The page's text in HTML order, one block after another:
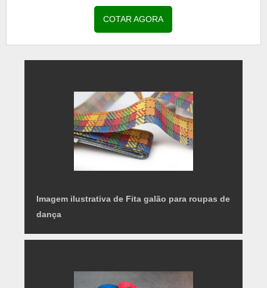
proporciona diversos benefícios para os usuários e
pode ser utilizado também para eventos adultos,
pois possui toda a elegância necessária para ofere...
COTAR AGORA
Imagem ilustrativa de Fita galão para roupas de
dança